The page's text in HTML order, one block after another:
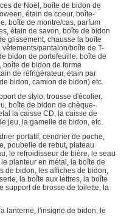
de Noël, boîte de bidon de
étain de coeur, boîte-
boîte de montre/cas, parfum
étain de savon, boîte de bidon
glissement, chausse la boîte
pantalon/boîte de T-
bidon de portefeuille, boîte de
de bidon de forme
de réfrigérateur, étain par
bidon, camion de bidon) etc.
de stylo, trousse d'écolier,
boîte de bidon de chèque-
la caisse CD, la caisse de
jeu, la gamelle de bidon, etc.
portatif, cendrier de poche,
poubelle de rebut, plateau
le refroidisseur de bière, le seau
planteur en métal, la boîte de
de bidon, les affiches de bidon,
la boîte aux lettres, la boîte
support de brosse de toilette, la
lanterne, l'insigne de bidon, le